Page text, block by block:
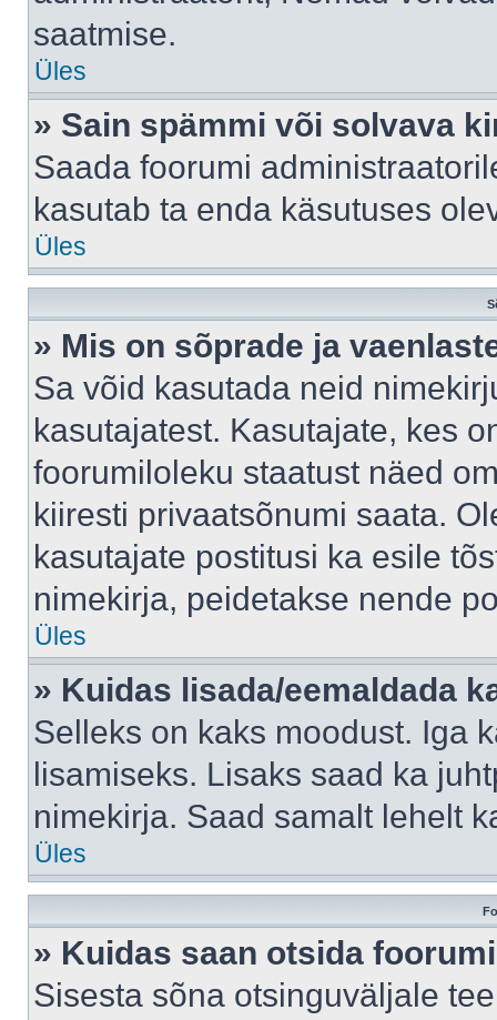
saatmise.
Üles
» Sain spämmi või solvava
Saada foorumi
kasutab ta enda käsutuses
Üles
» Mis on sõprade ja
Sa võid kasutada neid
kasutajatest. Kasutajate, kes
foorumiloleku staatust näed
kiiresti privaatsõnumi saata.
kasutajate postitusi ka esile
nimekirja, peidetakse nende
Üles
» Kuidas lisada/eemaldada
Selleks on kaks moodust. Iga
lisamiseks. Lisaks saad ka
nimekirja. Saad samalt lehelt
Üles
» Kuidas saan otsida
Sisesta sõna otsinguväljale